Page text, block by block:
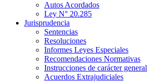
Autos Acordados
Ley N° 20.285
Jurisprudencia
Sentencias
Resoluciones
Informes Leyes Especiales
Recomendaciones Normativas
Instrucciones de carácter general
Acuerdos Extrajudiciales